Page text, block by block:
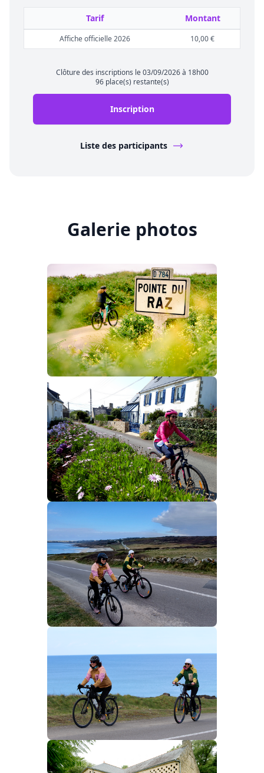
Tarif Montant
Affiche officielle 2026 10,00 €
Clôture des inscriptions le 03/09/2026 à 18h00
96 place(s) restante(s)
Inscription
Liste des participants
Galerie photos